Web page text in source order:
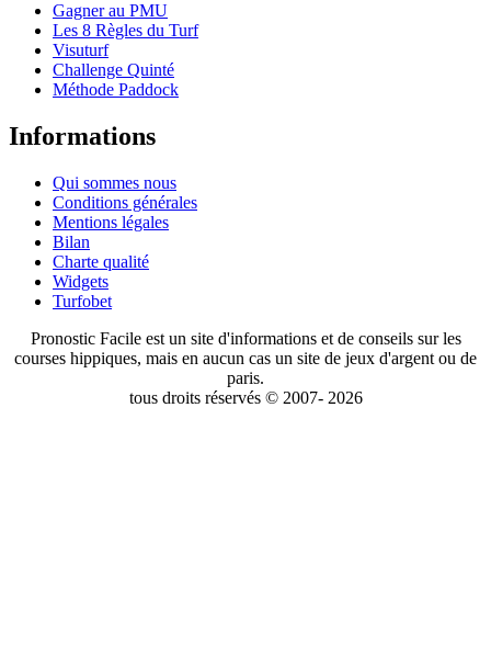
Gagner au PMU
Les 8 Règles du Turf
Visuturf
Challenge Quinté
Méthode Paddock
Informations
Qui sommes nous
Conditions générales
Mentions légales
Bilan
Charte qualité
Widgets
Turfobet
Pronostic Facile est un site d'informations et de conseils sur les
courses hippiques, mais en aucun cas un site de jeux d'argent ou de
paris.
tous droits réservés © 2007- 2026